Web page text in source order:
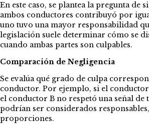
En este caso, se plantea la pregunta de
ambos conductores contribuyó por
uno tuvo una mayor responsabilidad
legislación suele determinar cómo se
cuando ambas partes son culpables.
Comparación de Negligencia
Se evalúa qué grado de culpa
conductor. Por ejemplo, si el
el conductor B no respetó una señal de
podrían ser considerados
proporciones.